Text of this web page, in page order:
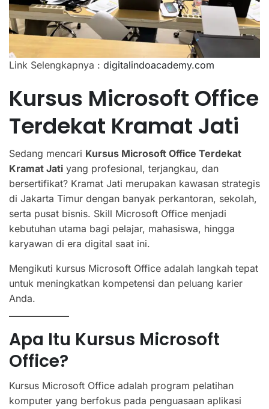
Link Selengkapnya : digitalindoacademy.com
Kursus Microsoft Office
Terdekat Kramat Jati
Sedang mencari Kursus Microsoft Office Terdekat
Kramat Jati yang profesional, terjangkau, dan
bersertifikat? Kramat Jati merupakan kawasan strategis
di Jakarta Timur dengan banyak perkantoran, sekolah,
serta pusat bisnis. Skill Microsoft Office menjadi
kebutuhan utama bagi pelajar, mahasiswa, hingga
karyawan di era digital saat ini.
Mengikuti kursus Microsoft Office adalah langkah tepat
untuk meningkatkan kompetensi dan peluang karier
Anda.
Apa Itu Kursus Microsoft
Office?
Kursus Microsoft Office adalah program pelatihan
komputer yang berfokus pada penguasaan aplikasi